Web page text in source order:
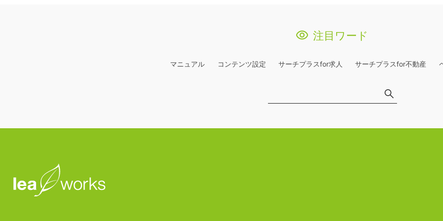
注目ワード
マニュアル コンテンツ設定 サーチプラスfor求人 サーチプラスfor不動産